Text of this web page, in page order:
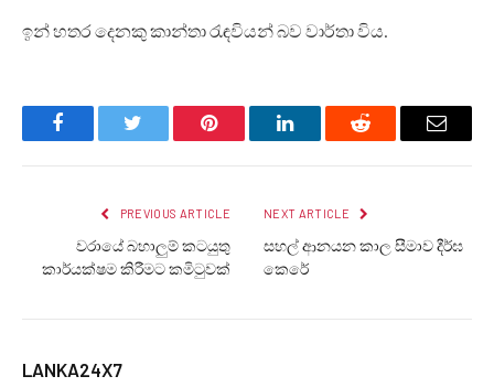
ඉන් හතර දෙනකු කාන්තා රැඳවියන් බව වාර්තා විය.
FacebookTwitter Pinterest LinkedInReddit Email
PREVIOUS ARTICLE
වරායේ බහාලුම් කටයුතු
කාර්යක්ෂම කිරීමට කමිටුවක්
NEXT ARTICLE
සහල් ආනයන කාල සීමාව දීර්ඝ
කෙරේ
LANKA24X7